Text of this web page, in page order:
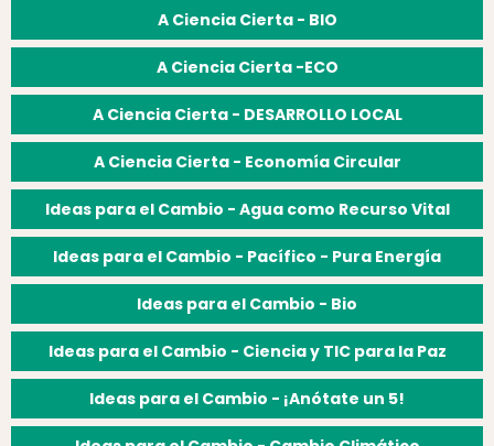
A Ciencia Cierta - BIO
A Ciencia Cierta -ECO
A Ciencia Cierta - DESARROLLO LOCAL
A Ciencia Cierta - Economía Circular
Ideas para el Cambio - Agua como Recurso Vital
Ideas para el Cambio - Pacífico - Pura Energía
Ideas para el Cambio - Bio
Ideas para el Cambio - Ciencia y TIC para la Paz
Ideas para el Cambio - ¡Anótate un 5!